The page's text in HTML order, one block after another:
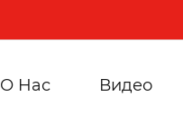
О Hас Видео